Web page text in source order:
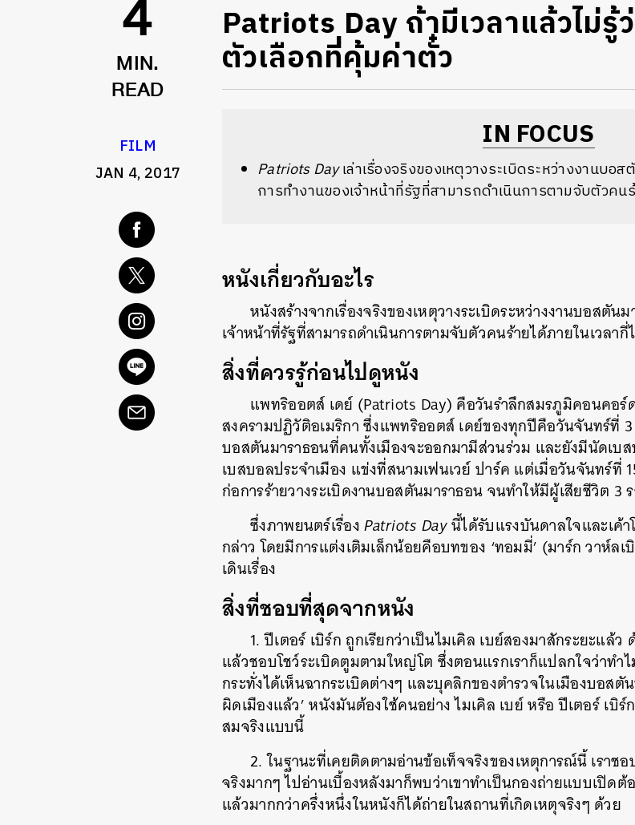
4
MIN.
READ
FILM
JAN 4, 2017
Patriots Day ถ้ามีเวลาแล้วไม่รู้
ตัวเลือกที่คุ้มค่าตั๋ว
IN FOCUS
Patriots Dayเล่าเรื่องจริงของเหตุวางระเบิดระหว่างงานบอ
การทำงานของเจ้าหน้าที่รัฐที่สามารถดำเนินการตามจับตัวคน
หนังเกี่ยวกับอะไร
หนังสร้างจากเรื่องจริงของเหตุวางระเบิดระหว่างงานบอสตัน
เจ้าหน้าที่รัฐที่สามารถดำเนินการตามจับตัวคนร้ายได้ภายในเวลากี่
สิ่งที่ควรรู้ก่อนไปดูหนัง
แพทริออตส์ เดย์ (Patriots Day) คือวันรำลึกสมรภูมิคอนคอ
สงครามปฏิวัติอเมริกา ซึ่งแพทริออตส์ เดย์ของทุกปีคือวันจันทร์ที่
บอสตันมาราธอนที่คนทั้งเมืองจะออกมามีส่วนร่วม และยังมีนัดเ
เบสบอลประจำเมือง แข่งที่สนามเฟนเวย์ ปาร์ค แต่เมื่อวันจันทร์ที่
ก่อการร้ายวางระเบิดงานบอสตันมาราธอน จนทำให้มีผู้เสียชีวิต 3
ซึ่งภาพยนตร์เรื่องPatriots Dayนี้ได้รับแรงบันดาลใจและเค้า
กล่าว โดยมีการแต่งเติมเล็กน้อยคือบทของ ‘ทอมมี่’ (มาร์ก วาห์ล
เดินเรื่อง
สิ่งที่ชอบที่สุดจากหนัง
1. ปีเตอร์ เบิร์ก ถูกเรียกว่าเป็นไมเคิล เบย์สองมาสักระยะแ
แล้วชอบโชว์ระเบิดตูมตามใหญ่โต ซึ่งตอนแรกเราก็แปลกใจว่าทำ
กระทั่งได้เห็นฉากระเบิดต่างๆ และบุคลิกของตำรวจในเมืองบอสตั
ผิดเมืองแล้ว’ หนังมันต้องใช้คนอย่าง ไมเคิล เบย์ หรือ ปีเตอร์ เบิ
สมจริงแบบนี้
2. ในฐานะที่เคยติดตามอ่านข้อเท็จจริงของเหตุการณ์นี้ เราช
จริงมากๆ ไปอ่านเบื้องหลังมาก็พบว่าเขาทำเป็นกองถ่ายแบบเปิด
แล้วมากกว่าครึ่งหนึ่งในหนังก็ได้ถ่ายในสถานที่เกิดเหตุจริงๆ ด้วย